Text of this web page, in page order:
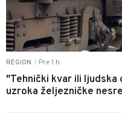
REGION Pre 1 h
"Tehnički kvar ili
uzroka željezničke